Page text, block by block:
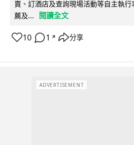
賣、訂酒店及查詢現場活動等自主執
薦及...
閱讀全文
10 1 ↗ 分享
ADVERTISEMENT